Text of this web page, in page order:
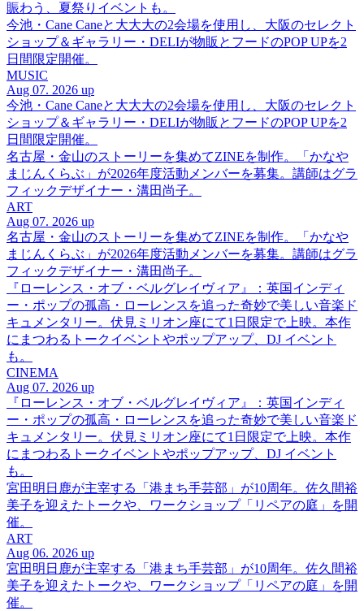
賑わう、夏祭りイベントも。
今池・Cane Caneと大大大の2会場を使用し、大阪のセレクト
ショップ＆ギャラリー・DELIが物販とフードのPOP UPを2
日間限定開催。
MUSIC
Aug 07. 2026 up
今池・Cane Caneと大大大の2会場を使用し、大阪のセレクト
ショップ＆ギャラリー・DELIが物販とフードのPOP UPを2
日間限定開催。
名古屋・金山のストーリーを集めてZINEを制作。「かなや
まじんくらぶ」が2026年度活動メンバーを募集。講師はグラ
フィックデザイナー・溝田尚子。
ART
Aug 07. 2026 up
名古屋・金山のストーリーを集めてZINEを制作。「かなや
まじんくらぶ」が2026年度活動メンバーを募集。講師はグラ
フィックデザイナー・溝田尚子。
『ローレンス・オブ・ベルグレイヴィア』：英国インディ
ー・ポップの孤高・ローレンスを追った奇妙で美しい音楽ド
キュメンタリー。伏見ミリオン座にて1日限定で上映。本作
にまつわるトークイベントやポップアップ、DJ イベント
も。
CINEMA
Aug 07. 2026 up
『ローレンス・オブ・ベルグレイヴィア』：英国インディ
ー・ポップの孤高・ローレンスを追った奇妙で美しい音楽ド
キュメンタリー。伏見ミリオン座にて1日限定で上映。本作
にまつわるトークイベントやポップアップ、DJ イベント
も。
宮田明日鹿が主宰する「港まち手芸部」が10周年。佐久間裕
美子を迎えたトークや、ワークショップ「リペアの庭」を開
催。
ART
Aug 06. 2026 up
宮田明日鹿が主宰する「港まち手芸部」が10周年。佐久間裕
美子を迎えたトークや、ワークショップ「リペアの庭」を開
催。